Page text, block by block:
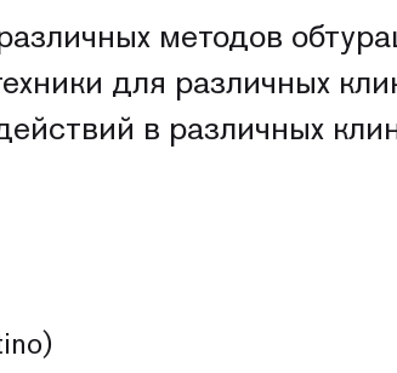
методов
для различных
в различных